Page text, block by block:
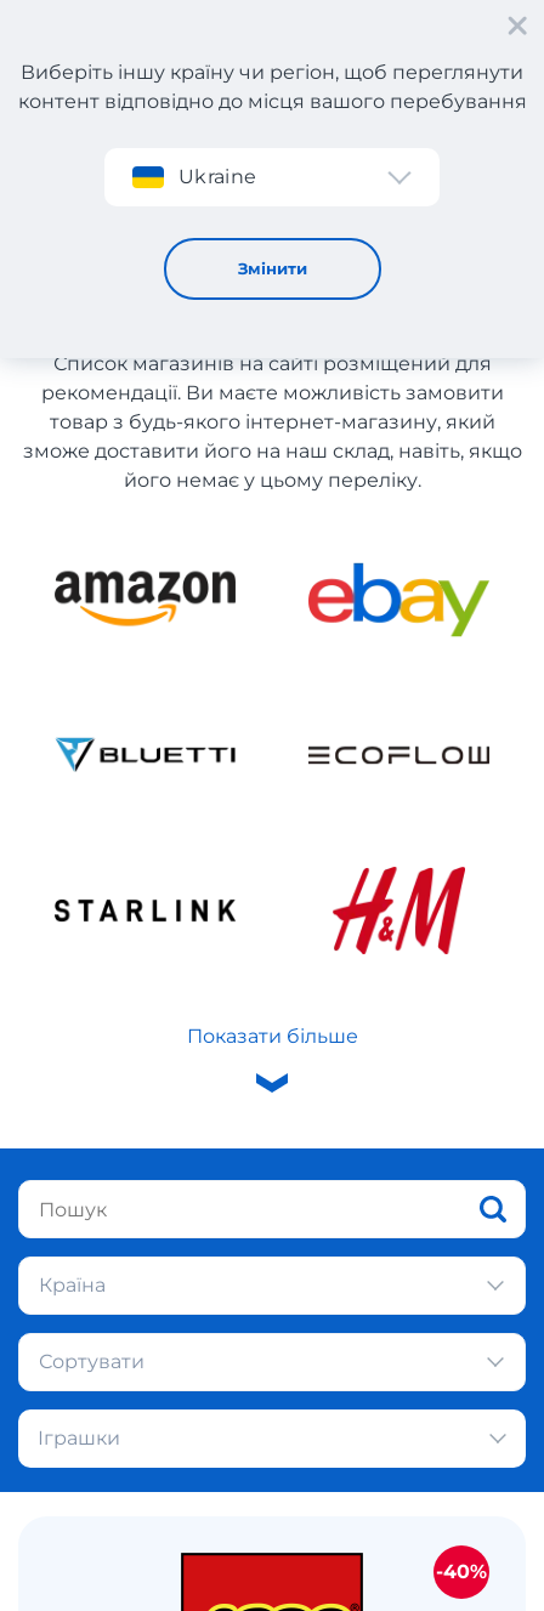
Реєстрація
Виберіть іншу країну чи регіон, щоб переглянути
контент відповідно до місця вашого перебування
Ukraine
Змінити
Іграшки
Іграшки з доставкою в
Україну
Список магазинів на сайті розміщений для
рекомендації. Ви маєте можливість замовити
товар з будь-якого інтернет-магазину, який
зможе доставити його на наш склад, навіть, якщо
його немає у цьому переліку.
Показати більше
Країна
Сортувати
Іграшки
-40%